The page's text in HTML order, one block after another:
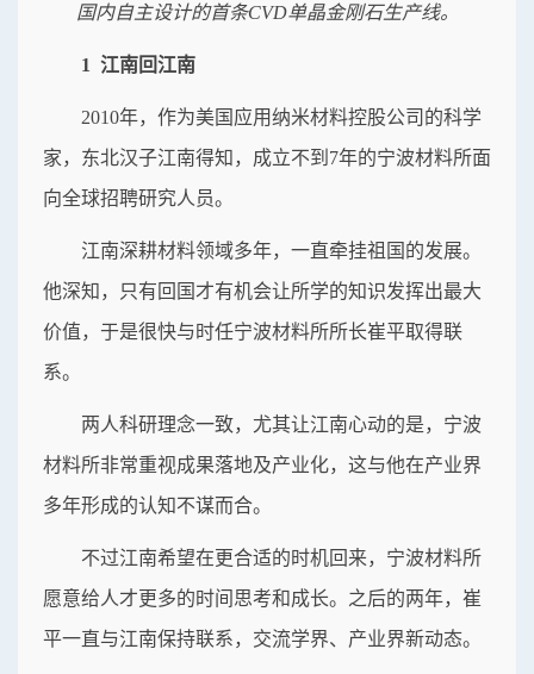
国内自主设计的首条CVD单晶金刚石生产线。
1 江南回江南
2010年，作为美国应用纳米材料控股公司的科学
家，东北汉子江南得知，成立不到7年的宁波材料所面
向全球招聘研究人员。
江南深耕材料领域多年，一直牵挂祖国的发展。
他深知，只有回国才有机会让所学的知识发挥出最大
价值，于是很快与时任宁波材料所所长崔平取得联
系。
两人科研理念一致，尤其让江南心动的是，宁波
材料所非常重视成果落地及产业化，这与他在产业界
多年形成的认知不谋而合。
不过江南希望在更合适的时机回来，宁波材料所
愿意给人才更多的时间思考和成长。之后的两年，崔
平一直与江南保持联系，交流学界、产业界新动态。